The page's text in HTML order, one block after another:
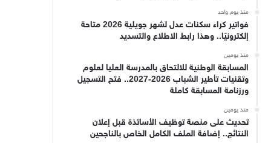
منذ يوم واحد
فواتير كراء سكنات عدل لشهر جويلية 2026 متاحة
إلكترونيًا.. وهذا رابط الاطلاع والتسديد
منذ يومين
المسابقة الوطنية للالتحاق بالمدرسة العليا لعلوم
وتقنيات تأطير الشباب 2026-2027.. فتح التسجيل
ورزنامة المسابقة كاملة
منذ يومين
تحديث على منصة توظيف الأساتذة قبل إعلان
النتائج.. إضافة الملف الكامل الخاص بالناجحين